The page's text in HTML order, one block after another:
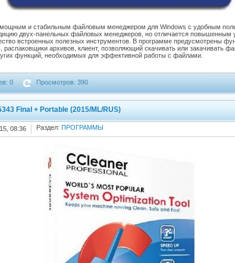
и стабильным файловым менеджером для Windows с удобным
двух-панельных файловых менеджеров, но отличается повышенным
встроенных полезных инструментов. В программе предусмотрены
архивов, клиент, позволяющий скачивать или закачивать
функций, необходимых для эффективной работы с файлами.
0 Просмотров: 390
Final + Portable (2015/ML/RUS)
08:36 Раздел: ПРОГРАММЫ